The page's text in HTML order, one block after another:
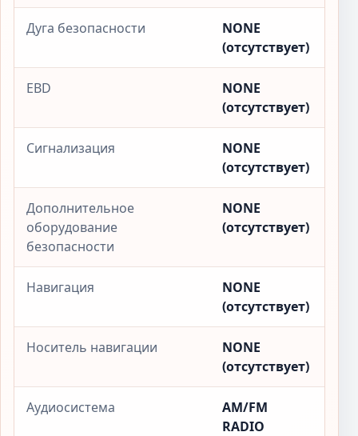
Дуга безопасности
NONE
(отсутствует)
EBD
NONE
(отсутствует)
Сигнализация
NONE
(отсутствует)
Дополнительное
оборудование
безопасности
NONE
(отсутствует)
Навигация
NONE
(отсутствует)
Носитель навигации
NONE
(отсутствует)
Аудиосистема
AM/FM
RADIO